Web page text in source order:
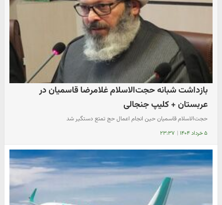
بازداشت شبانه حجت‌الاسلام غلامرضا قاسمیان در
عربستان + کلیپ جنجالی
حجت‌الاسلام قاسمیان حین انجام اعمال حج تمتع دستگیر شد
۵ خرداد ۱۴۰۴ | ۲۳:۳۷